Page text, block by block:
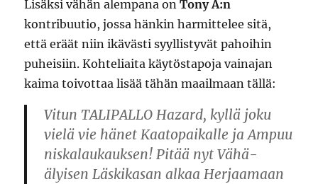
Lisäksi vähän alempana onTony A:n
kontribuutio, jossa hänkin harmittelee sitä,
että eräät niin ikävästi syyllistyvät pahoihin
puheisiin. Kohteliaita käytöstapoja vainajan
kaima toivottaa lisää tähän maailmaan tällä:
Vitun TALIPALLO Hazard, kyllä joku
vielä vie hänet Kaatopaikalle ja Ampuu
niskalaukauksen! Pitää nyt Vähä-
älyisen Läskikasan alkaa Herjaamaan